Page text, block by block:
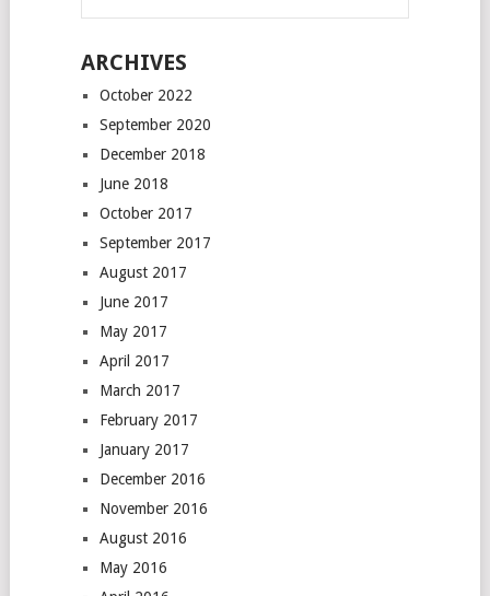
ARCHIVES
October 2022
September 2020
December 2018
June 2018
October 2017
September 2017
August 2017
June 2017
May 2017
April 2017
March 2017
February 2017
January 2017
December 2016
November 2016
August 2016
May 2016